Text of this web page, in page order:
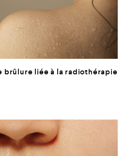
brûlure liée à la radiothérapie